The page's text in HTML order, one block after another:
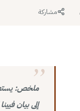
مشاركة
ملخص:
إلى بيان